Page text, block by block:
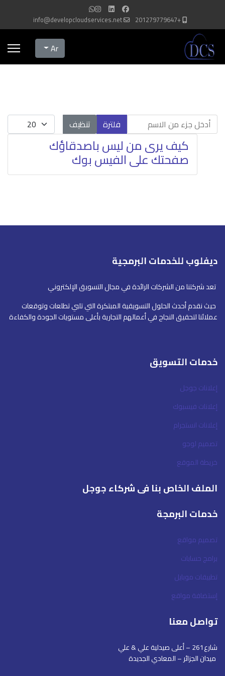
+201279779647
info@developcloudservices.net
Select your language
Ar
أدخل جزء من الاسم فلترة تنظيف عدد الإظهارات:
كيف يرى من ليس باصدقاؤك
صفحتك على الفيس بوك
ديفلوب للخدمات البرمجية
تعد شركتنا من الشركات الرائدة في مجال التسويق الإلكتروني
حيث نقدم أحدث الحلول التسويقية المبتكرة التي تلبي تطلعات وتوقعات
عملائنا لتحقيق النجاح في أعمالهم التجارية بأعلى مستويات الجودة والكفاءة
خدمات التسويق
إعلانات جوجل
إعلانات فيسبوك
إعلانات انستجرام
تصميم لوجو
خريطة الموقع
الملف الخاص بنا فى شركاء جوجل
خدمات البرمجة
تصميم مواقع
برامج حسابات
تطبيقات موبايل
إستضافة مواقع
تواصل معنا
شارع261 – أعلى صيدلية علي & علي
ميدان الجزائر – المعادي الجديدة